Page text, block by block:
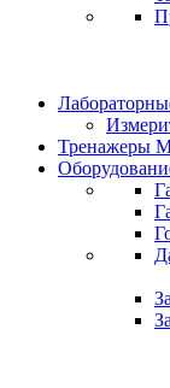
Тренажеры